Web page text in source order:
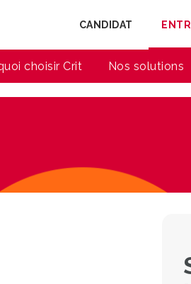
CANDIDAT
choisir Crit Nos solutions